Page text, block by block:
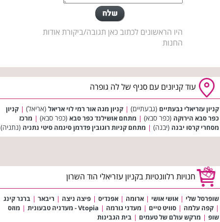
היו הראשונים לכתוב כאן תגובה/ביקורת אודות
החנות
עוד קניונים עם סניף של לה גופרה
קניון עזריאלי גבעתיים (גבעתיים) | קניון מגה אור רמי לוי אריאל (אריאל) | קניון
כפר סבא הירוקה (כפר סבא) | מתחם אושילנד כפר סבא (כפר סבא) | מרכז
מסחרי קרסו יבנה (יבנה) | מתחם קניות רוגובין פדרמן סינמה סיטי נתניה (נתניה)
חנויות רלוונטיות בקניון עזריאלי הוד השרון
שופרסל שלי | אושי אושי | ארומה | אפנדיס | פיצה ניצה | ריבאר | ברגר קינג
| קפה עלמה | סוויט טיים | מעדני גורמה | Vtopia - מעדניה טבעונית | מוזס
שופ | מרקש עולם של טעמים | בית הגבינות